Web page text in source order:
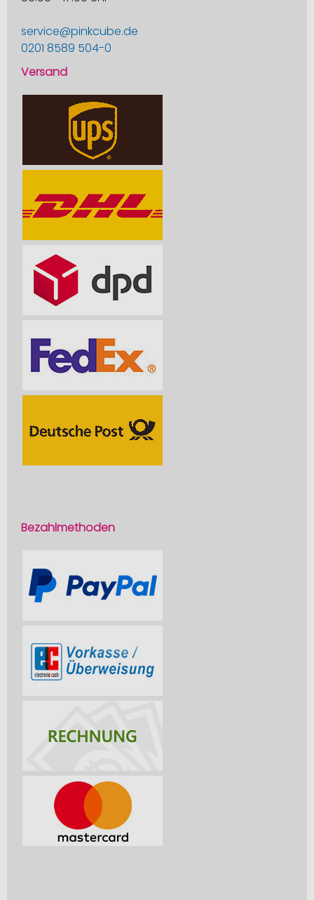
service@pinkcube.de
0201 8589 504-0
Versand
Bezahlmethoden